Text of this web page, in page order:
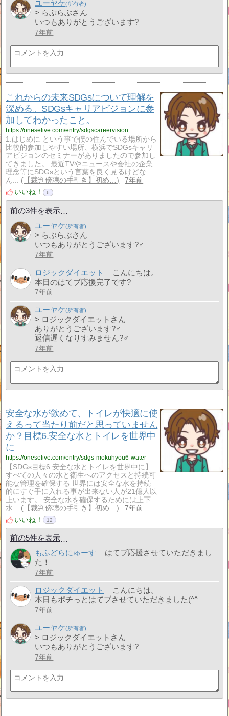
ユーヤケ
> らぶらぶさん
いつもありがとうございます?
7年前
これからの未来SDGsについて理解を
深める。SDGsキャリアビジョンに参
加してわかったこと。
https://oneselive.com/entry/sdgscareervision
1.はじめに という事で僕の住んでいる場所から
比較的参加しやすい場所、横浜でSDGsキャリ
アビジョンのセミナーがありましたので参加し
てきました。 最近TVやニュースや会社の企業
理念等にSDGsという言葉を良く見るけどな
ん...
【裁判傍聴の手引き】初め…
7年前
いいね！
6
前の3件を表示
ユーヤケ
> らぶらぶさん
いつもありがとうございます?‍♂️
7年前
ロジックダイエット
こんにちは。
本日のはてブ応援完了です?
7年前
ユーヤケ
> ロジックダイエットさん
ありがとうございます?‍♂️
返信遅くなりすみません?‍♂️
7年前
安全な水が飲めて、トイレが快適に使
えるって当たり前だと思っていません
か？目標6.安全な水とトイレを世界中
に
https://oneselive.com/entry/sdgs-mokuhyou6-water
【SDGs目標6.安全な水とトイレを世界中に】
すべての人々の水と衛生へのアクセスと持続可
能な管理を確保する 世界には安全な水を持続
的にすぐ手に入れる事が出来ない人が21億人以
上います。 安全な水を確保するためには上下
水...
【裁判傍聴の手引き】初め…
7年前
いいね！
12
前の5件を表示
もふどらにゅーす
はてブ応援させていただきまし
た！
7年前
ロジックダイエット
こんにちは。
本日もポチっとはてブさせていただきました(^^ゞ
7年前
ユーヤケ
> ロジックダイエットさん
いつもありがとうございます?
7年前